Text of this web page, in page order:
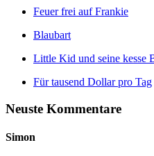
Feuer frei auf Frankie
Blaubart
Little Kid und seine kesse
Für tausend Dollar pro Tag
Neuste Kommentare
Simon